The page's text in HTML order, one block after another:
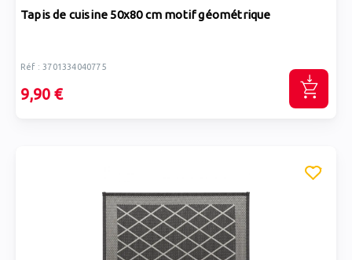
Tapis de cuisine 50x80 cm motif géométrique
Réf : 3701334040775
9,90 €